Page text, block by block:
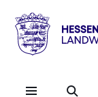
Hessen
Landwirtschaft